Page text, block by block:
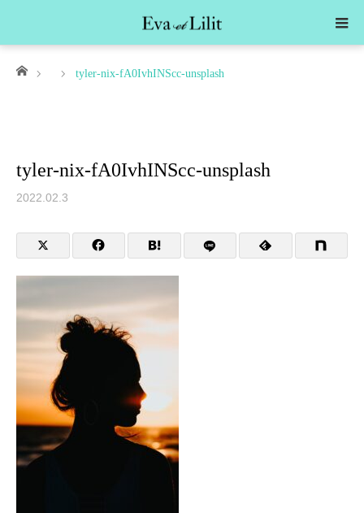
ホーム tyler-nix-fA0IvhINScc-unsplash
tyler-nix-fA0IvhINScc-unsplash
2022.02.3